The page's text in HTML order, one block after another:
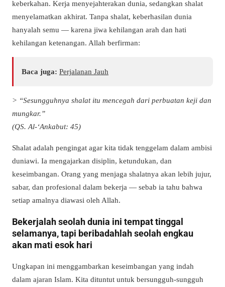
keberkahan. Kerja menyejahterakan dunia, sedangkan shalat
menyelamatkan akhirat. Tanpa shalat, keberhasilan dunia
hanyalah semu — karena jiwa kehilangan arah dan hati
kehilangan ketenangan. Allah berfirman:
Baca juga: Perjalanan Jauh
> “Sesungguhnya shalat itu mencegah dari perbuatan keji dan
mungkar.”
(QS. Al-‘Ankabut: 45)
Shalat adalah pengingat agar kita tidak tenggelam dalam ambisi
duniawi. Ia mengajarkan disiplin, ketundukan, dan
keseimbangan. Orang yang menjaga shalatnya akan lebih jujur,
sabar, dan profesional dalam bekerja — sebab ia tahu bahwa
setiap amalnya diawasi oleh Allah.
Bekerjalah seolah dunia ini tempat tinggal
selamanya, tapi beribadahlah seolah engkau
akan mati esok hari
Ungkapan ini menggambarkan keseimbangan yang indah
dalam ajaran Islam. Kita dituntut untuk bersungguh-sungguh